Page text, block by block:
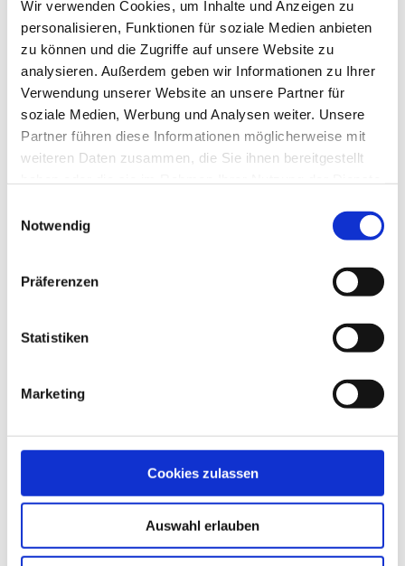
Wir verwenden Cookies, um Inhalte und Anzeigen zu
personalisieren, Funktionen für soziale Medien anbieten
zu können und die Zugriffe auf unsere Website zu
analysieren. Außerdem geben wir Informationen zu Ihrer
Verwendung unserer Website an unsere Partner für
soziale Medien, Werbung und Analysen weiter. Unsere
Partner führen diese Informationen möglicherweise mit
weiteren Daten zusammen, die Sie ihnen bereitgestellt
Notwendig
Präferenzen
Statistiken
Marketing
Cookies zulassen
Auswahl erlauben
weiterlesen
Ansprechpartner
Lisa Meinl
E-Mail:meinl@doz-verlag.de
Geschrieben von